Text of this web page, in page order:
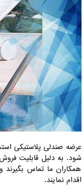
عرضه صندلی پلاستیکی
شود. به دلیل قابلیت
همکاران ما تماس
اقدام نمایند.